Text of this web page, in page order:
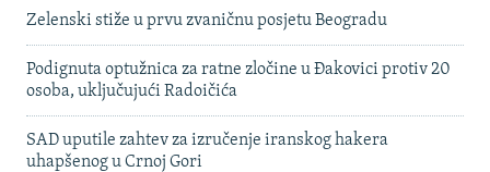
Zelenski stiže u prvu zvaničnu posjetu Beogradu
Podignuta optužnica za ratne zločine u Đakovici protiv 20
osoba, uključujući Radoičića
SAD uputile zahtev za izručenje iranskog hakera
uhapšenog u Crnoj Gori